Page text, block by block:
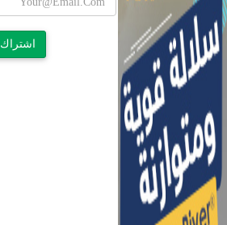
اشتراك